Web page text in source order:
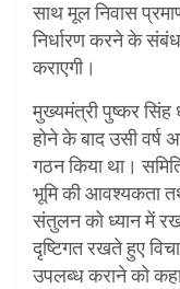
साथ मूल निवास
निर्धारण करने के
कराएगी।
मुख्यमंत्री पुष्कर सिंह
होने के बाद उसी वर्ष
गठन किया था।
भूमि की आवश्यकता
संतुलन को ध्यान में रख
दृष्टिगत रखते हुए
उपलब्ध कराने को